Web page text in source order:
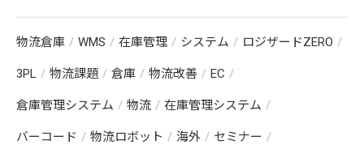
物流倉庫 WMS 在庫管理 システム ロジザードZERO
3PL 物流課題 倉庫 物流改善 EC
倉庫管理システム 物流 在庫管理システム
バーコード 物流ロボット 海外 セミナー